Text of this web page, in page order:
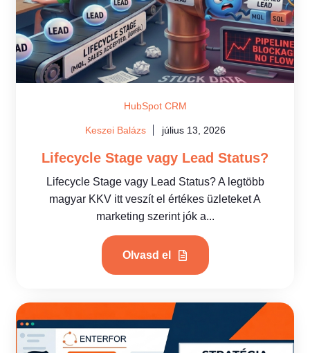
HubSpot CRM
Keszei Balázs július 13, 2026
Lifecycle Stage vagy Lead Status?
Lifecycle Stage vagy Lead Status? A legtöbb
magyar KKV itt veszít el értékes üzleteket A
marketing szerint jók a...
Olvasd el